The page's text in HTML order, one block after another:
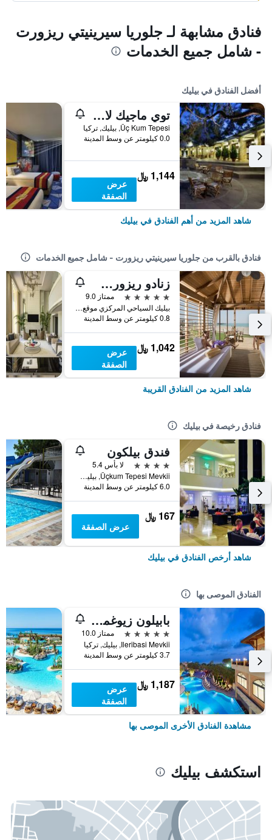
فنادق مشابهة لـ جلوريا سيرينيتي ريزورت
- شامل جميع الخدمات
أفضل الفنادق في بيليك
توي ماجيك لايف بيليك - شامامل جميع الخدمات
Üç Kum Tepesi, بيليك, تركيا
0.0 كيلومتر عن وسط المدينة
1,144 ﷼
عرض
الصفقة
شاهد المزيد من أهم الفنادق في بيليك
فنادق بالقرب من جلوريا سيرينيتي ريزورت - شامل جميع الخدمات
زنادو ريزورت هوتل - هي كلاس
5 نجوم
ممتاز 9.0
بيليك السياحي المركزي موقع أجوسو Bk 49, بيليك, تركيا
0.8 كيلومتر عن وسط المدينة
1,042 ﷼
عرض
الصفقة
شاهد المزيد من الفنادق القريبة
فنادق رخيصة في بيليك
فندق بيلكون
4 نجوم
لا بأس 5.4
Üçkum Tepesi Mevkii, بيليك, تركيا
6.0 كيلومتر عن وسط المدينة
167 ﷼
عرض الصفقة
شاهد أرخص الفنادق في بيليك
الفنادق الموصى بها
بابيلون زيوغما ريلاكسوري
5 نجوم
ممتاز 10.0
Ileribasi Mevkii, بيليك, تركيا
3.7 كيلومتر عن وسط المدينة
1,187 ﷼
عرض
الصفقة
مشاهدة الفنادق الأخرى الموصى بها
استكشف بيليك